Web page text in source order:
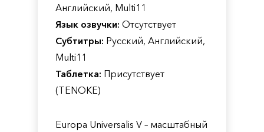
Английский, Multi11
Язык озвучки: Отсутствует
Субтитры: Русский, Английский,
Multi11
Таблетка: Присутствует
(TENOKE)
Europa Universalis V – масштабный